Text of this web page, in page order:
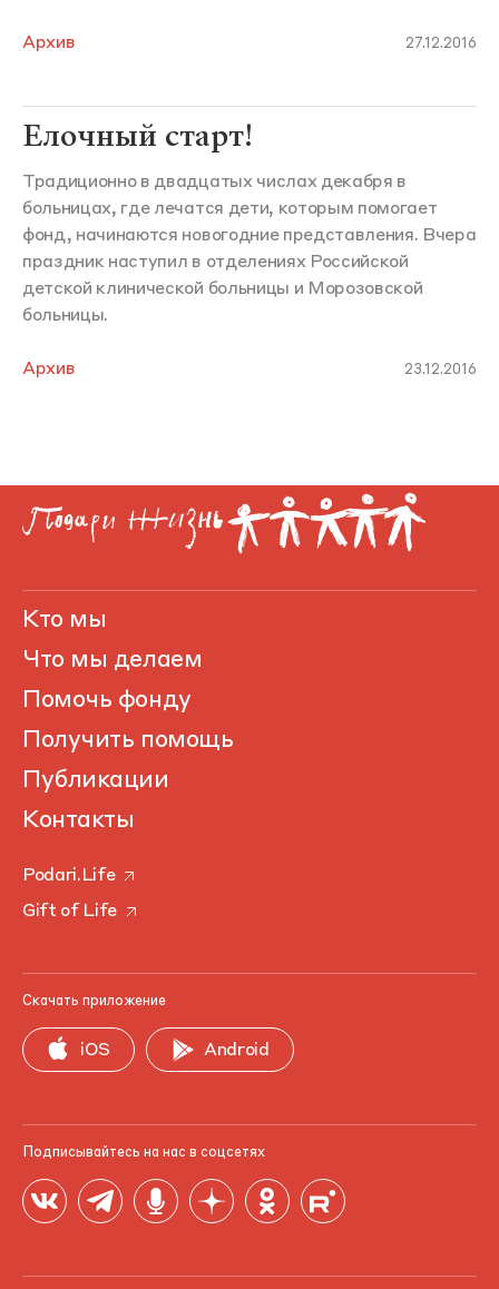
Архив 27.12.2016
Елочный старт!
Традиционно в двадцатых числах декабря в
больницах, где лечатся дети, которым помогает
фонд, начинаются новогодние представления. Вчера
праздник наступил в отделениях Российской
детской клинической больницы и Морозовской
больницы.
Архив 23.12.2016
Кто мы
Что мы делаем
Помочь фонду
Получить помощь
Публикации
Контакты
Podari.Life
Gift of Life
Скачать приложение
iOS Android
Подписывайтесь на нас в соцсетях